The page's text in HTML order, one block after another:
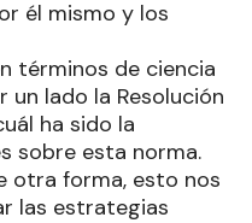
él mismo y los
términos de ciencia
lado la Resolución
ha sido la
sobre esta norma.
otra forma, esto nos
las estrategias